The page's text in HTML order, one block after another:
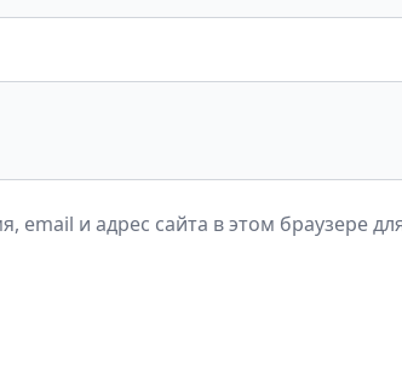
email и адрес сайта в этом браузере